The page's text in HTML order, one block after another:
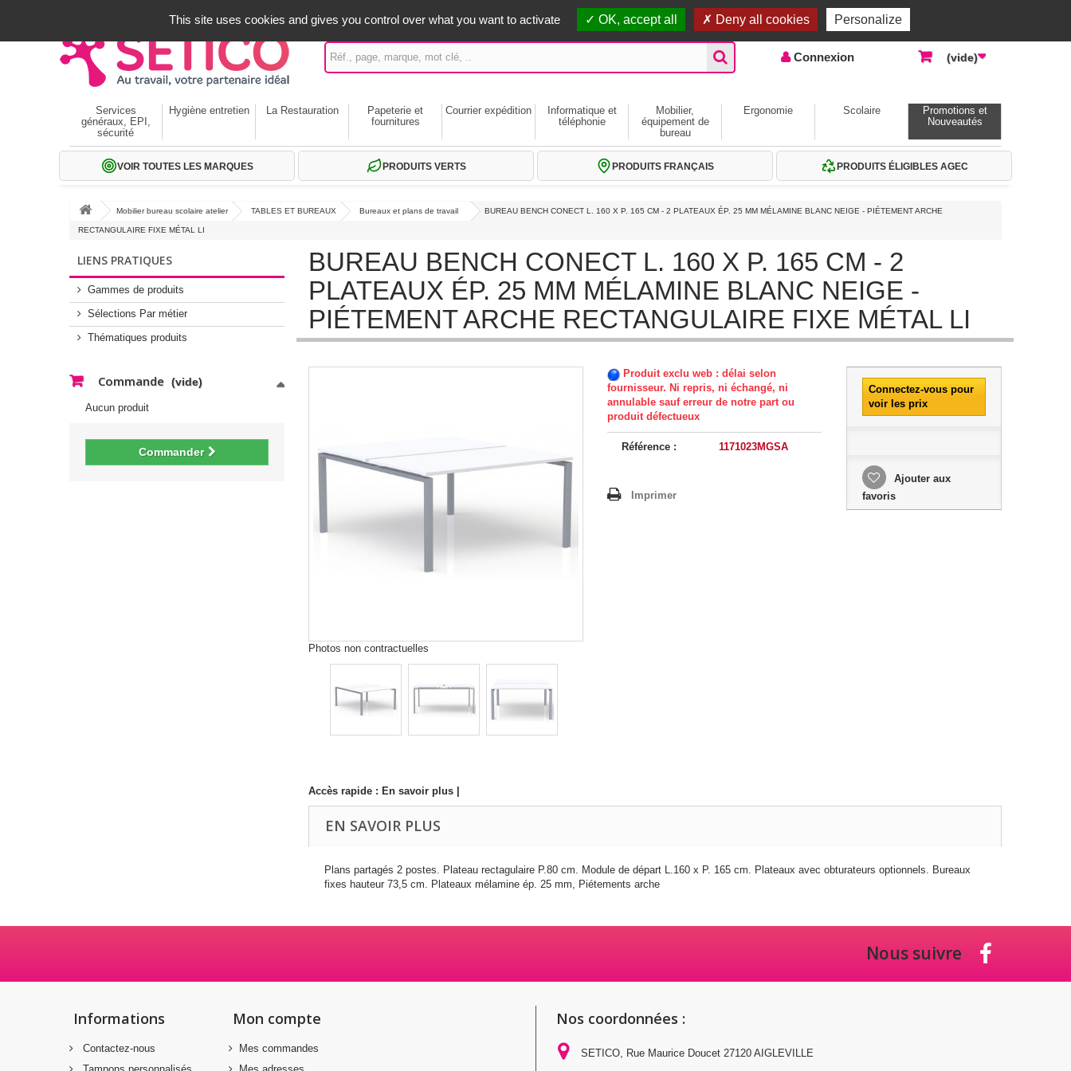
Accueil | Contactez-nous
Connexion (vide)
Services
généraux, EPI,
sécurité
Hygiène entretien La Restauration
Papeterie et
fournitures
Courrier expédition
Informatique et
téléphonie
Mobilier,
équipement de
bureau
Ergonomie Scolaire
Promotions et
Nouveautés
VOIR TOUTES LES MARQUES PRODUITS VERTS PRODUITS FRANÇAIS PRODUITS ÉLIGIBLES AGEC
Mobilier bureau scolaire atelier TABLES ET BUREAUX Bureaux et plans de travail BUREAU BENCH CONECT L. 160 X P. 165 CM - 2 PLATEAUX ÉP. 25 MM MÉLAMINE BLANC NEIGE - PIÉTEMENT ARCHE
RECTANGULAIRE FIXE MÉTAL LI
LIENS PRATIQUES
Gammes de produits
Sélections Par métier
Thématiques produits
Commande (vide)
Aucun produit
Commander
BUREAU BENCH CONECT L. 160 X P. 165 CM - 2
PLATEAUX ÉP. 25 MM MÉLAMINE BLANC NEIGE -
PIÉTEMENT ARCHE RECTANGULAIRE FIXE MÉTAL LI
Photos non contractuelles
Produit exclu web : délai selon
fournisseur. Ni repris, ni échangé, ni
annulable sauf erreur de notre part ou
produit défectueux
Référence : 1171023MGSA
Imprimer
Connectez-vous pour
voir les prix
Ajouter aux
favoris
Accès rapide : En savoir plus
EN SAVOIR PLUS
Plans partagés 2 postes. Plateau rectagulaire P.80 cm. Module de départ L.160 x P. 165 cm. Plateaux avec obturateurs optionnels. Bureaux
fixes hauteur 73,5 cm. Plateaux mélamine ép. 25 mm, Piétements arche
Nous suivre
Informations
Contactez-nous
Mon compte
Mes commandes
Nos coordonnées :
SETICO, Rue Maurice Doucet 27120 AIGLEVILLE
This site uses cookies and gives you control over what you want to activate OK, accept all Deny all cookies Personalize